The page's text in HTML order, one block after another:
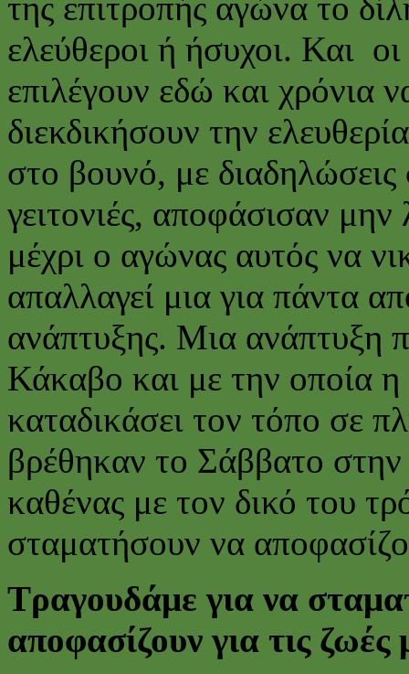
ελεύθεροι ή ήσυχοι. Και
επιλέγουν εδώ και χρόνια
διεκδικήσουν την
στο βουνό, με διαδηλώσεις
γειτονιές, αποφάσισαν μην
μέχρι ο αγώνας αυτός να
απαλλαγεί μια για πάντα
ανάπτυξης. Μια ανάπτυξη
Κάκαβο και με την οποία η
καταδικάσει τον τόπο σε
βρέθηκαν το Σάββατο
καθένας με τον δικό του
σταματήσουν να
Τραγουδάμε για να
αποφασίζουν για τις ζωές